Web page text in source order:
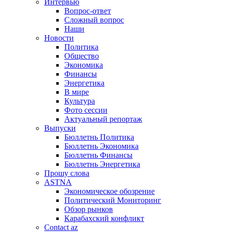
Интервью
Вопрос-ответ
Сложный вопрос
Наши
Новости
Политика
Общество
Экономика
Финансы
Энергетика
В мире
Культура
Фото сессии
Актуальный репортаж
Выпуски
Бюллетнь Политика
Бюллетнь Экономика
Бюллетнь Финансы
Бюллетнь Энергетика
Прошу слова
ASTNA
Экономическое обозрение
Политический Мониторинг
Обзор рынков
Карабахский конфликт
Contact az